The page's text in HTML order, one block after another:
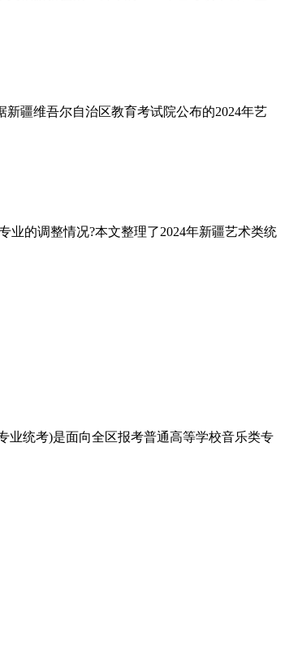
疆维吾尔自治区教育考试院公布的2024年艺
业的调整情况?本文整理了2024年新疆艺术类统
业统考)是面向全区报考普通高等学校音乐类专